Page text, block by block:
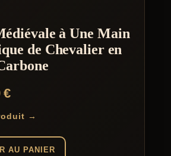
à Une Main
de Chevalier en
€
→
AU PANIER